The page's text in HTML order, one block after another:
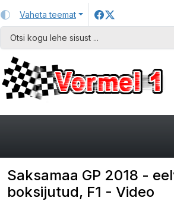
Vaheta teemat
Saksamaa GP 2018 -
boksijutud, F1 - Video